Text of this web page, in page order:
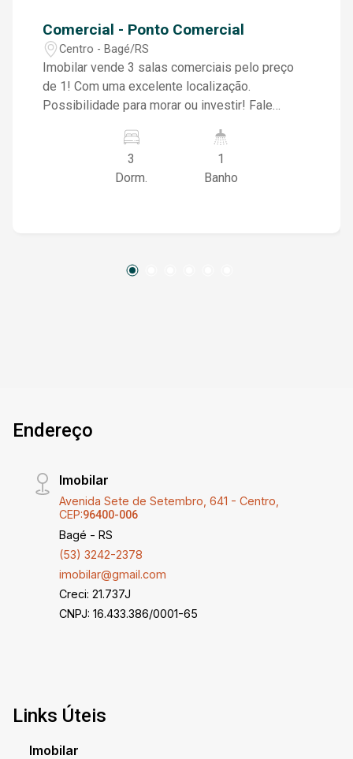
Comercial - Ponto Comercial
Centro - Bagé/RS
Imobilar vende 3 salas comerciais pelo preço
de 1! Com uma excelente localização.
Possibilidade para morar ou investir! Fale
3
Dorm.
1
Banho
Endereço
Imobilar
Avenida Sete de Setembro, 641 - Centro,
CEP:96400-006
Bagé - RS
(53) 3242-2378
imobilar@gmail.com
Creci: 21.737J
CNPJ: 16.433.386/0001-65
Links Úteis
Imobilar